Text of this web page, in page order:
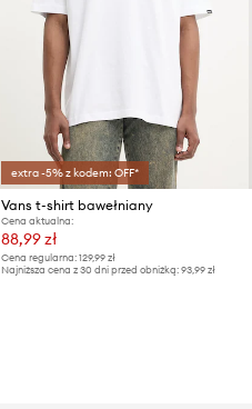
extra -5% z kodem: OFF*
Vans t-shirt bawełniany
Cena aktualna:
88,99 zł
Cena regularna:129,99 zł
Najniższa cena z 30 dni przed obniżką:93,99 zł